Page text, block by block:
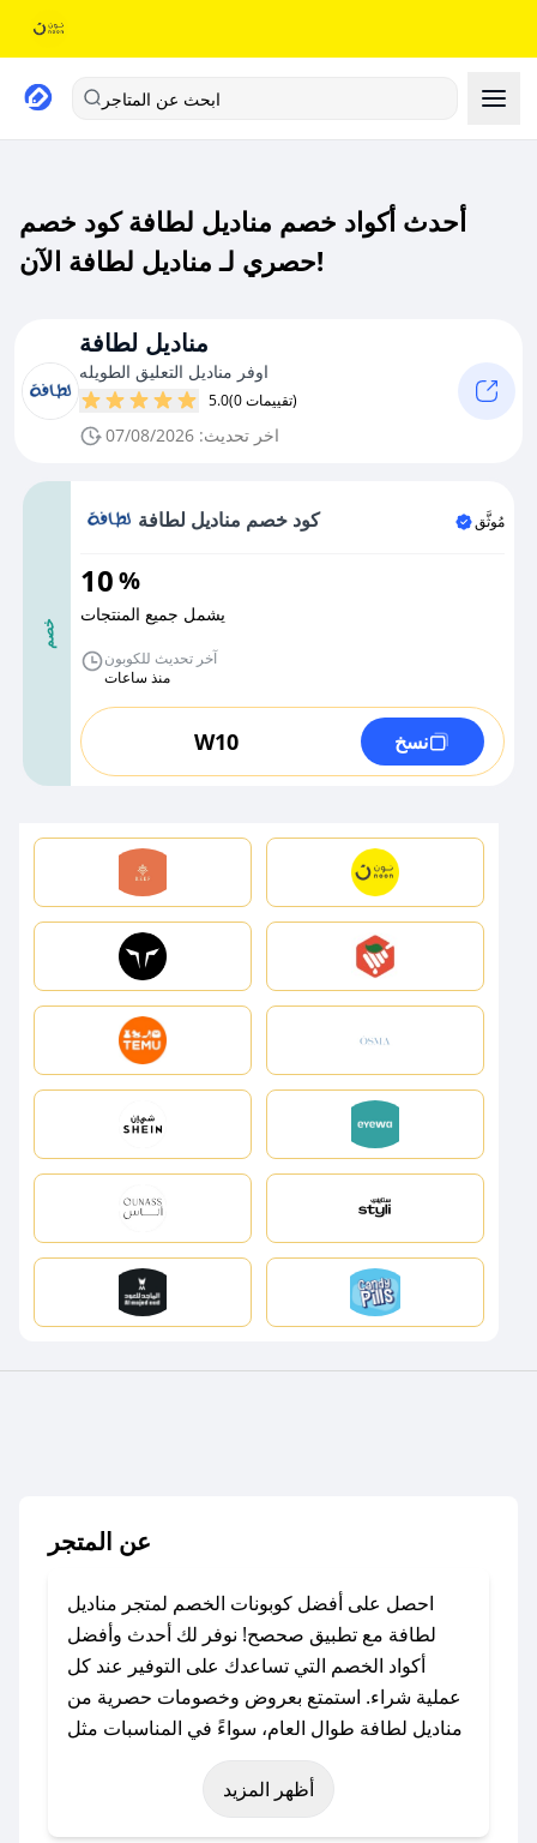
ابحث عن المتاجر
أحدث أكواد خصم مناديل لطافة كود خصم
حصري لـ مناديل لطافة الآن!
مناديل لطافة
اوفر مناديل التعليق الطويله
5.0 (0 تقييمات)
اخر تحديث: 07/08/2026
خصم
كود خصم مناديل لطافة مُوثَّق
10%
يشمل جميع المنتجات
آخر تحديث للكوبون
منذ ساعات
W10 نسخ
عن المتجر
احصل على أفضل كوبونات الخصم لمتجر مناديل
لطافة مع تطبيق صحصح! نوفر لك أحدث وأفضل
أكواد الخصم التي تساعدك على التوفير عند كل
عملية شراء. استمتع بعروض وخصومات حصرية من
مناديل لطافة طوال العام، سواءً في المناسبات مثل
عيد الفطر، عيد الأضحى، الجمعة البيضاء (شهر
نوفمبر)، رمضان، اليوم الوطني، يوم التأسيس، أو
حتى عروض خاصة أخرى.
أظهر المزيد